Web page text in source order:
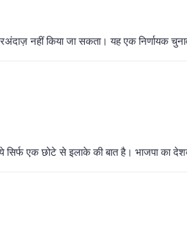
नहीं किया जा सकता। यह एक निर्णायक
एक छोटे से इलाके की बात है। भाजपा का